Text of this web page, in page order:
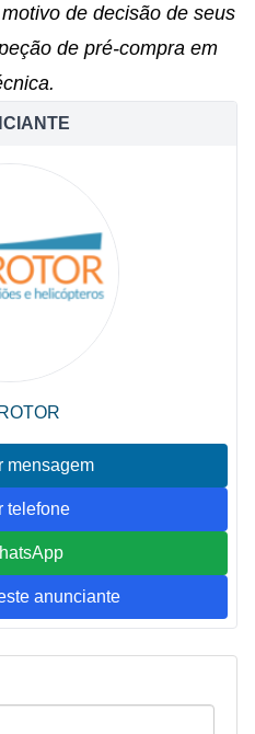
de decisão de seus
de pré-compra em
mensagem
telefone
anunciante